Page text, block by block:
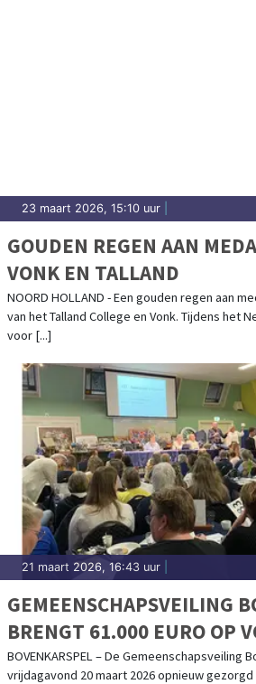
23 maart 2026, 15:10 uur
GOUDEN REGEN AAN
VONK EN TALLAND
NOORD HOLLAND - Een gouden regen aan
van het Talland College en Vonk. Tijdens het
voor [...]
21 maart 2026, 16:43 uur
GEMEENSCHAPSVEILING
BRENGT 61.000 EURO OP
EN VERENIGINGEN
BOVENKARSPEL – De Gemeenschapsveiling
vrijdagavond 20 maart 2026 opnieuw